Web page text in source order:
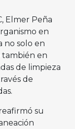
Elmer Peña
en
no solo en
también en
de limpieza
de
su